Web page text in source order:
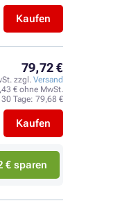
Kaufen
79,72 €
zzgl. Versand
€ ohne MwSt.
Tage: 79,68 €
Kaufen
€ sparen